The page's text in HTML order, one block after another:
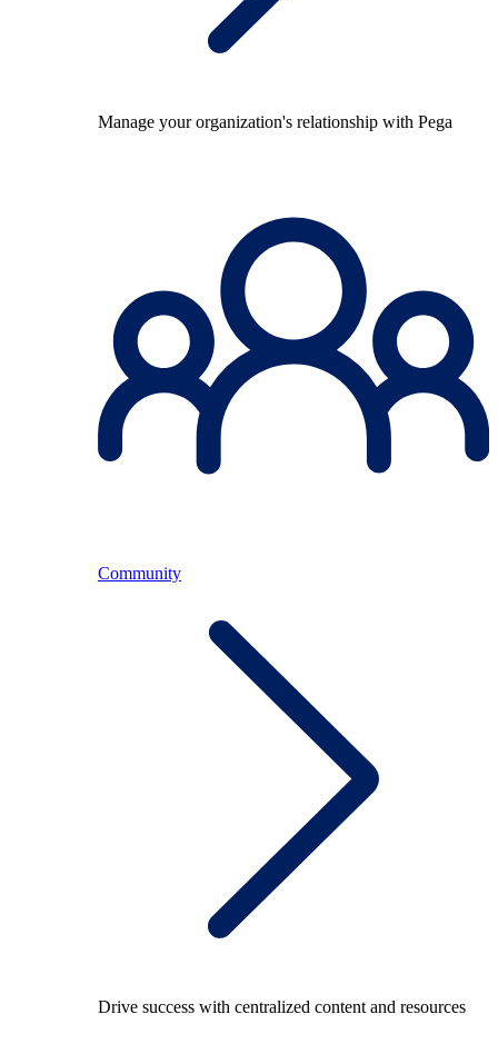
Manage your organization's relationship with Pega
Community
Drive success with centralized content and resources